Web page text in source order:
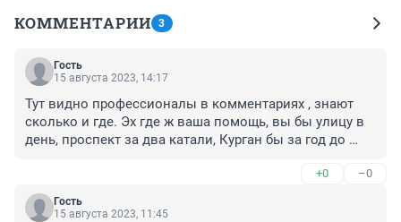
КОММЕНТАРИИ 3
Гость
15 августа 2023, 14:17
Тут видно профессионалы в комментариях , знают
сколько и где. Эх где ж ваша помощь, вы бы улицу в
день, проспект за два катали, Курган бы за год до
+0 –0
Гость
15 августа 2023, 11:45